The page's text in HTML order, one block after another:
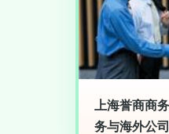
上海誉商商
务与海外公